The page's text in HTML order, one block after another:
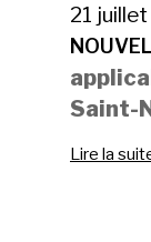
21
Saint-
Lire la